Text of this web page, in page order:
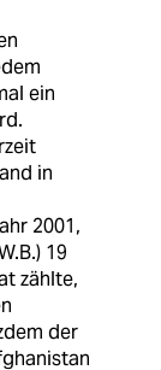
ein
in
2001,
19
zählte,
der